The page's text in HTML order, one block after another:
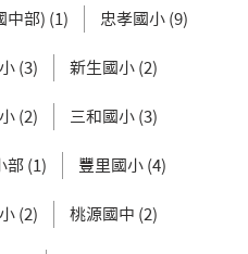
中部) (1) 忠孝國小 (9)
(3) 新生國小 (2)
(2) 三和國小 (3)
部 (1) 豐里國小 (4)
(2) 桃源國中 (2)